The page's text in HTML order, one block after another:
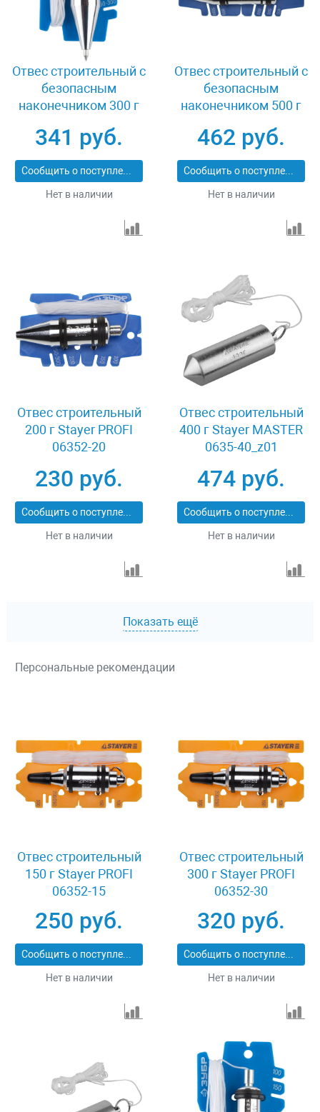
Отвес строительный c
безопасным
наконечником 300 г
30_z01
341 руб.
Сообщить о поступлении
Нет в наличии
Отвес строительный c
безопасным
наконечником 500 г
50_z01
462 руб.
Сообщить о поступлении
Нет в наличии
Отвес строительный
200 г Stayer PROFI
06352-20
230 руб.
Сообщить о поступлении
Нет в наличии
Отвес строительный
400 г Stayer MASTER
0635-40_z01
474 руб.
Сообщить о поступлении
Нет в наличии
Показать ещё
Персональные рекомендации
Отвес строительный
150 г Stayer PROFI
06352-15
250 руб.
Сообщить о поступлении
Нет в наличии
Отвес строительный
300 г Stayer PROFI
06352-30
320 руб.
Сообщить о поступлении
Нет в наличии